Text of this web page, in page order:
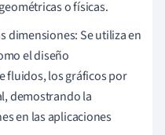
o físicas.
dimensiones: Se utiliza en
el diseño
fluidos, los gráficos por
demostrando la
en las aplicaciones